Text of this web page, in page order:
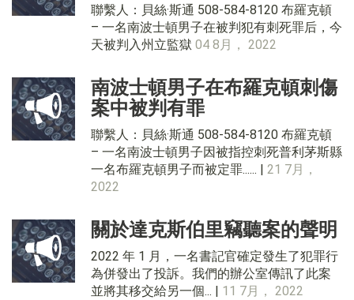
聯繫人：貝絲·斯通 508-584-8120 布羅克頓
– 一名南波士頓男子在被判犯有刺死罪后，今
天被判入州立監獄 04 8月， 2022
南波士頓男子在布羅克頓刺傷
案中被判有罪
聯繫人：貝絲·斯通 508-584-8120 布羅克頓
– 一名南波士頓男子因被指控刺死普利茅斯縣
一名布羅克頓男子而被定罪...... | 21 7月，
2022
關於達克斯伯里竊聽案的聲明
2022 年 1 月，一名書記官確定發生了犯罪行
為併發出了投訴。我們的辦公室傳訊了此案
並將其移交給另一個... | 11 7月， 2022